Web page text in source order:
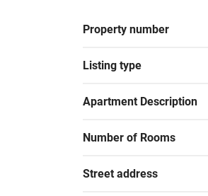
Property number
Listing type
Apartment Description
Number of Rooms
Street address